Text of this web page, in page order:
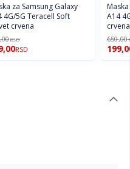
za Samsung Galaxy
4G/5G Teracell Soft
crvena
RSD
RSD
A14
crvena
650,00